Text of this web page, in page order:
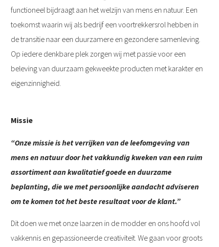
functioneel bijdraagt aan het welzijn van mens en natuur. Een
toekomst waarin wij als bedrijf een voortrekkersrol hebben in
de transitie naar een duurzamere en gezondere samenleving.
Op iedere denkbare plek zorgen wij met passie voor een
beleving van duurzaam gekweekte producten met karakter en
eigenzinnigheid.
Missie
“Onze missie is het verrijken van de leefomgeving van
mens en natuur door het vakkundig kweken van een ruim
assortiment aan kwalitatief goede en duurzame
beplanting, die we met persoonlijke aandacht adviseren
om te komen tot het beste resultaat voor de klant.”
Dit doen we met onze laarzen in de modder en ons hoofd vol
vakkennis en gepassioneerde creativiteit. We gaan voor groots